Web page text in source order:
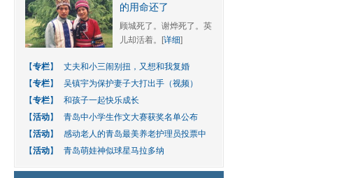
的用命还了
顾城死了。谢烨死了。英
儿却活着。[详细]
【专栏】
丈夫和小三闹别扭，又想和我复婚
【专栏】
吴镇宇为保护妻子大打出手（视频）
【专栏】
和孩子一起快乐成长
【活动】
青岛中小学生作文大赛获奖名单公布
【活动】
感动老人的青岛最美养老护理员投票中
【活动】 青岛萌娃神似球星马拉多纳